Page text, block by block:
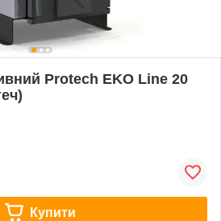
Protech EKO Line 20
Купити